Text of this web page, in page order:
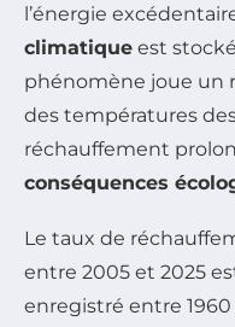
l’énergie
climatique est
phénomène joue un
des températures
réchauffement
conséquences
Le taux de
entre 2005 et 2025
enregistré entre